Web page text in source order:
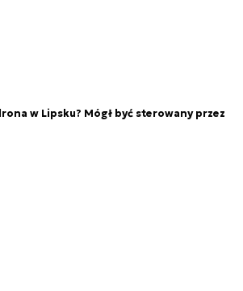
w Lipsku? Mógł być sterowany przez